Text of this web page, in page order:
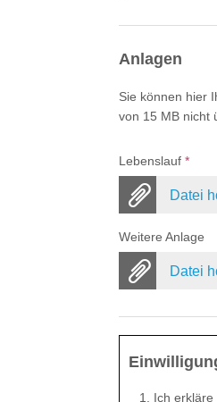
Anlagen
Sie können hier
von 15 MB nicht
Lebenslauf *
Datei
Weitere Anlage
Datei
Ich